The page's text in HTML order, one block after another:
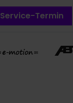
Service-Termin